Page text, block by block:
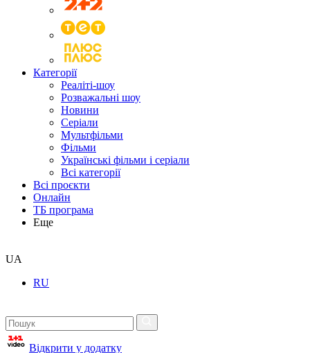
Категорії
Реаліті-шоу
Розважальні шоу
Новини
Серіали
Мультфільми
Фільми
Українські фільми і серіали
Всі категорії
Всі проєкти
Онлайн
ТБ програма
Еще
UA
RU
Відкрити у додатку